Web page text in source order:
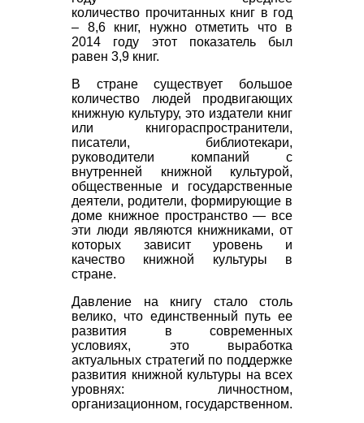
количество прочитанных книг в год
– 8,6 книг, нужно отметить что в
2014 году этот показатель был
равен 3,9 книг.
В стране существует большое
количество людей продвигающих
книжную культуру, это издатели книг
или книгораспространители,
писатели, библиотекари,
руководители компаний с
внутренней книжной культурой,
общественные и государственные
деятели, родители, формирующие в
доме книжное пространство — все
эти люди являются книжниками, от
которых зависит уровень и
качество книжной культуры в
стране.
Давление на книгу стало столь
велико, что единственный путь ее
развития в современных
условиях, это выработка
актуальных стратегий по поддержке
развития книжной культуры на всех
уровнях: личностном,
организационном, государственном.